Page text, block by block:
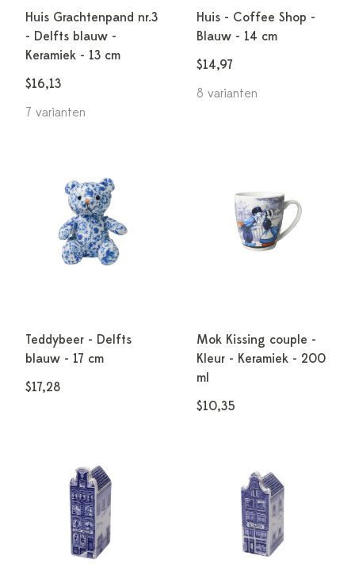
Huis Grachtenpand nr.3
- Delfts blauw -
Keramiek - 13 cm
$16,13
7 varianten
Huis - Coffee Shop -
Blauw - 14 cm
$14,97
8 varianten
Teddybeer - Delfts
blauw - 17 cm
$17,28
Mok Kissing couple -
Kleur - Keramiek - 200
ml
$10,35